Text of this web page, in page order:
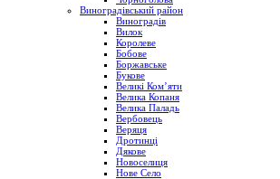
Виноградівський район
Виноградів
Вилок
Королеве
Бобове
Боржавське
Букове
Великі Ком’яти
Велика Копаня
Велика Паладь
Вербовець
Веряця
Дротинці
Дякове
Новоселиця
Нове Село